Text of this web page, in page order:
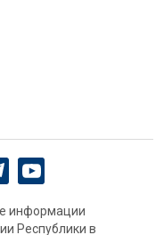
информации
Республики в